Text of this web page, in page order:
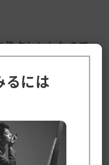
タレントなので、
うでもよくて、
下から這い上が
るには